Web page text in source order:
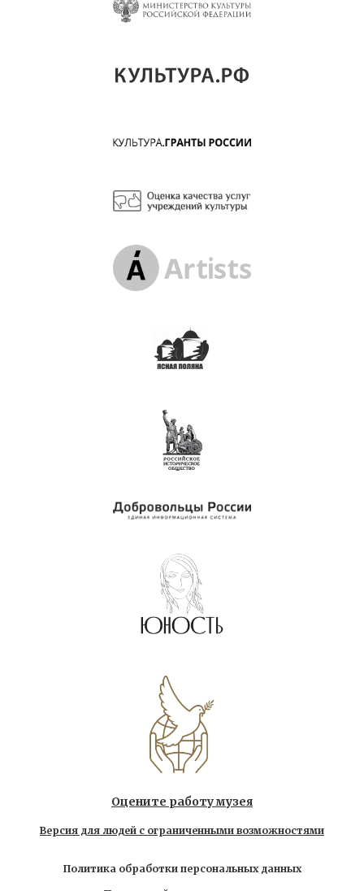
Оцените работу музея
Версия для людей с ограниченными возможностями
Политика обработки персональных данных